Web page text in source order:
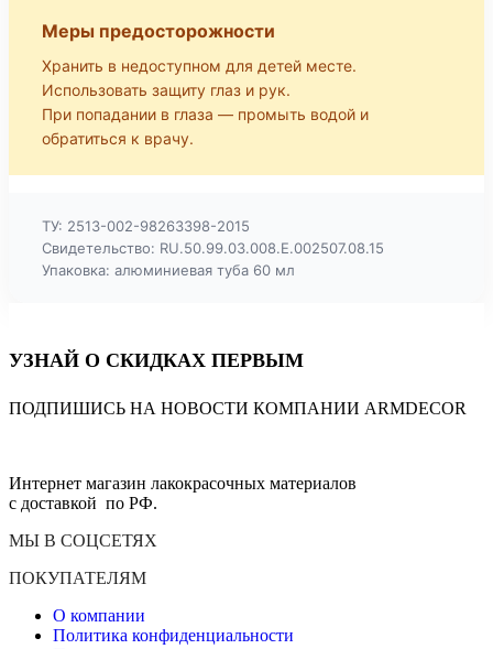
Меры предосторожности
Хранить в недоступном для детей месте.
Использовать защиту глаз и рук.
При попадании в глаза — промыть водой и
обратиться к врачу.
ТУ: 2513-002-98263398-2015
Свидетельство: RU.50.99.03.008.Е.002507.08.15
Упаковка: алюминиевая туба 60 мл
УЗНАЙ О СКИДКАХ ПЕРВЫМ
ПОДПИШИСЬ НА НОВОСТИ КОМПАНИИ ARMDECOR
Интернет магазин лакокрасочных материалов
с доставкой по РФ.
МЫ В СОЦСЕТЯХ
ПОКУПАТЕЛЯМ
О компании
Политика конфиденциальности